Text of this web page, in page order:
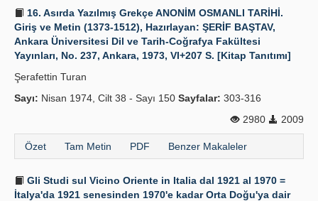
16. Asırda Yazılmış Grekçe ANONİM OSMANLI TARİHİ.
Giriş ve Metin (1373-1512), Hazırlayan: ŞERİF BAŞTAV,
Ankara Üniversitesi Dil ve Tarih-Coğrafya Fakültesi
Yayınları, No. 237, Ankara, 1973, VI+207 S. [Kitap Tanıtımı]
Şerafettin Turan
Sayı: Nisan 1974, Cilt 38 - Sayı 150 Sayfalar: 303-316
2980
2009
Özet Tam Metin PDF Benzer Makaleler
Gli Studi sul Vicino Oriente in Italia dal 1921 al 1970 =
İtalya'da 1921 senesinden 1970'e kadar Orta Doğu'ya dair